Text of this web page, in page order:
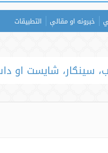
خبرونه او مقالې التطبيقات
سينګار، شایست او